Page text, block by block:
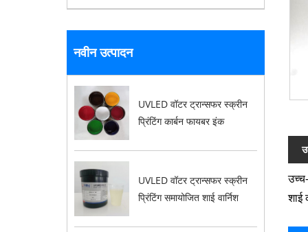
नवीन उत्पादन
UVLED वॉटर ट्रान्सफर स्क्रीन
प्रिंटिंग कार्बन फायबर इंक
UVLED वॉटर ट्रान्सफर स्क्रीन
प्रिंटिंग समायोजित शाई वार्निश
शाई